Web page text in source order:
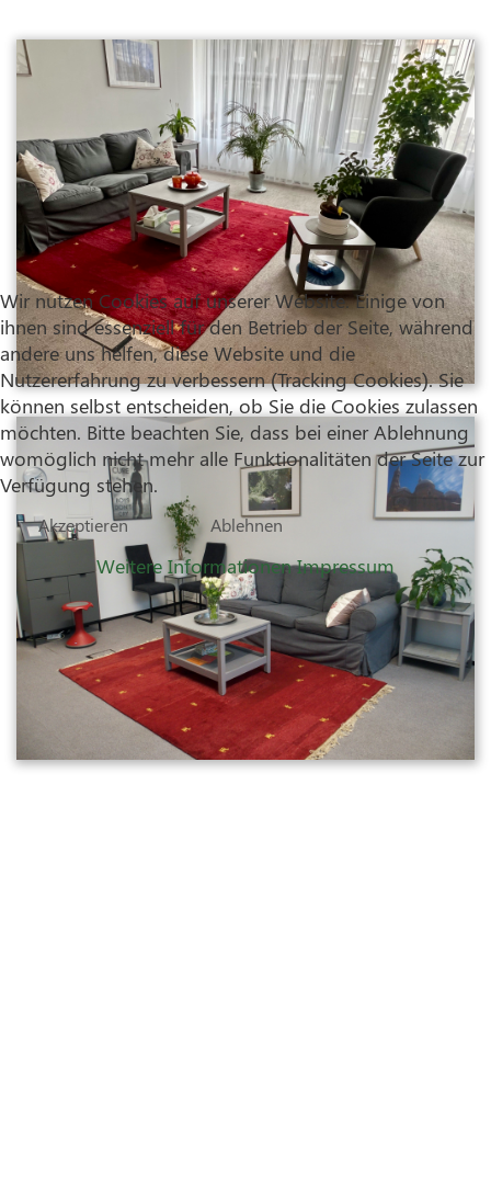
Wir nutzen Cookies auf unserer Website. Einige von
ihnen sind essenziell für den Betrieb der Seite, während
andere uns helfen, diese Website und die
Nutzererfahrung zu verbessern (Tracking Cookies). Sie
können selbst entscheiden, ob Sie die Cookies zulassen
möchten. Bitte beachten Sie, dass bei einer Ablehnung
womöglich nicht mehr alle Funktionalitäten der Seite zur
Verfügung stehen.
Akzeptieren Ablehnen
Weitere Informationen Impressum